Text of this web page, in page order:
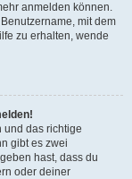
anmelden können.
mit dem
zu erhalten, wende
und das richtige
gibt es zwei
hast, dass du
oder deiner